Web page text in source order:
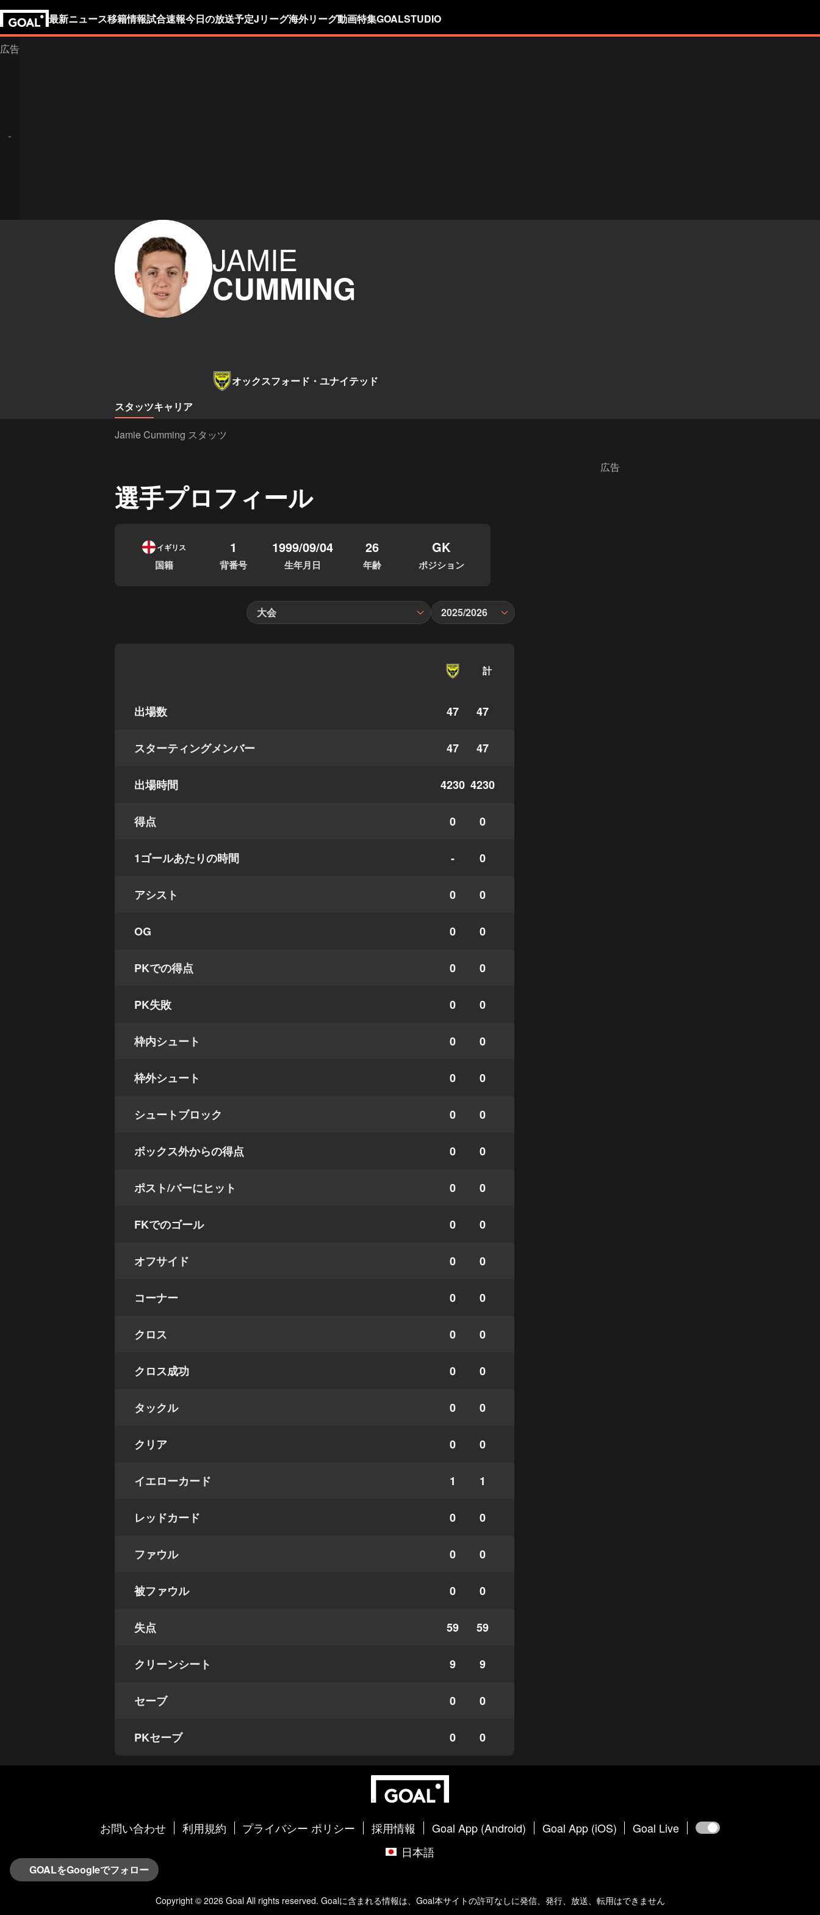
最新ニュース移籍情報試合速報今日の放送予定Jリーグ海外リーグ動画特集GOALSTUDIO
JAMIE
CUMMING
オックスフォード・ユナイテッド
スタッツキャリア
Jamie Cumming スタッツ
選手プロフィール
イギリス
国籍
1
背番号
1999/09/04
生年月日
26
年齢
GK
ポジション
大会 2025/2026
計
出場数 47 47
スターティングメンバー 47 47
出場時間 4230 4230
得点 0 0
1ゴールあたりの時間 - 0
アシスト 0 0
OG 0 0
PKでの得点 0 0
PK失敗 0 0
枠内シュート 0 0
枠外シュート 0 0
シュートブロック 0 0
ボックス外からの得点 0 0
ポスト/バーにヒット 0 0
FKでのゴール 0 0
オフサイド 0 0
コーナー 0 0
クロス 0 0
クロス成功 0 0
タックル 0 0
クリア 0 0
イエローカード 1 1
レッドカード 0 0
ファウル 0 0
被ファウル 0 0
失点 59 59
クリーンシート 9 9
セーブ 0 0
PKセーブ 0 0
お問い合わせ 利用規約 プライバシー ポリシー 採用情報 Goal App (Android) Goal App (iOS)
Goal Live
日本語
GOALをGoogleでフォロー
Copyright © 2026 GoalAll rights reserved. Goalに含まれる情報は、 Goal本サイトの許可なしに発信、発行、放送、転用はできません